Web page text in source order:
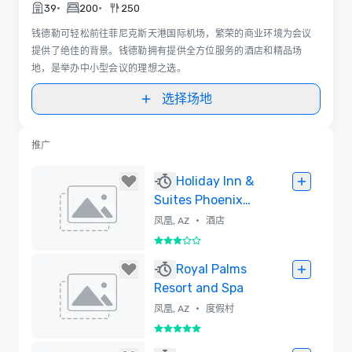
39• 200• 250
钱德勒可轻松前往菲尼克斯天港国际机场，繁荣的商业环境为会议
提供了绝佳的背景。钱德勒拥有提供全方位服务的酒店和精品场
地，是举办中小型会议的理想之选。
选择场地
推广
Holiday Inn &
Suites Phoenix
Airport North
凤凰, AZ • 酒店
3/5
Royal Palms
Resort and Spa
凤凰, AZ • 度假村
5/5